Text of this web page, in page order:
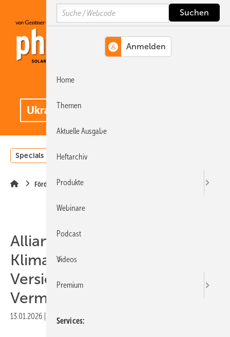
Hauptinhalt
Hauptmenü
SiteSearch
Specials Einstrahlungsatlas
Förderung
Allianz-Vorstand:
Klimawandel bedroht
Versicherbarkeit von
Vermögenswerten
13.01.2026 Druckvorschau
Search
Home
Themen
Aktuelle Ausgabe
Heftarchiv
Produkte
Webinare
Podcast
Videos
Premium
Services